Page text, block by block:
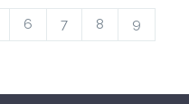
6 7 8 9